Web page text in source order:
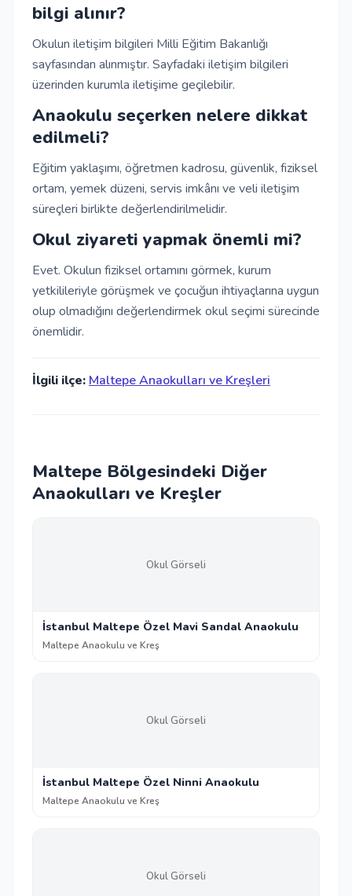
bilgi alınır?
Okulun iletişim bilgileri Milli Eğitim Bakanlığı
sayfasından alınmıştır. Sayfadaki iletişim bilgileri
üzerinden kurumla iletişime geçilebilir.
Anaokulu seçerken nelere dikkat
edilmeli?
Eğitim yaklaşımı, öğretmen kadrosu, güvenlik, fiziksel
ortam, yemek düzeni, servis imkânı ve veli iletişim
süreçleri birlikte değerlendirilmelidir.
Okul ziyareti yapmak önemli mi?
Evet. Okulun fiziksel ortamını görmek, kurum
yetkilileriyle görüşmek ve çocuğun ihtiyaçlarına uygun
olup olmadığını değerlendirmek okul seçimi sürecinde
önemlidir.
İlgili ilçe: Maltepe Anaokulları ve Kreşleri
Maltepe Bölgesindeki Diğer
Anaokulları ve Kreşler
Okul Görseli
İstanbul Maltepe Özel Mavi Sandal Anaokulu
Maltepe Anaokulu ve Kreş
Okul Görseli
İstanbul Maltepe Özel Ninni Anaokulu
Maltepe Anaokulu ve Kreş
Okul Görseli